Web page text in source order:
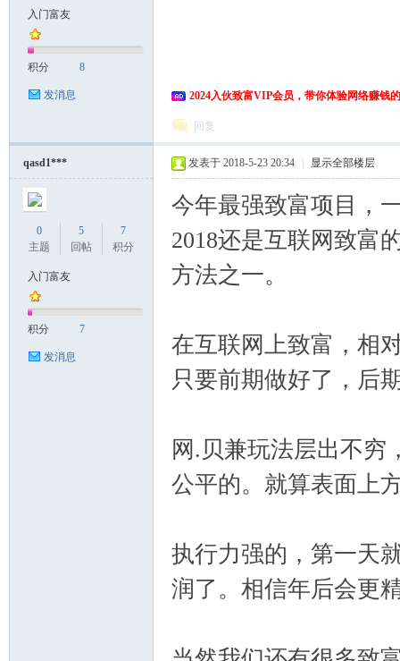
入门富友
积分 8
发消息 2024入伙致富VIP会员，带你体验网络赚钱
回复
qasd1***
0
主题
5
回帖
7
积分
入门富友
积分 7
发消息
发表于 2018-5-23 20:34 显示全部楼层
今年最强致富项目，
2018还是互联网致富
方法之一。
在互联网上致富，相
只要前期做好了，后
网.贝兼玩法层出不穷
公平的。就算表面上
执行力强的，第一天
润了。相信年后会更